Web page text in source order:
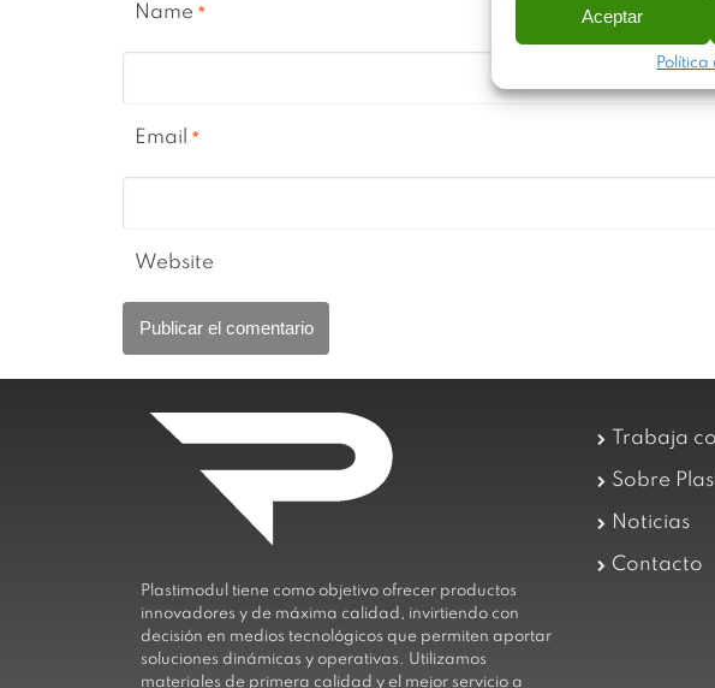
Aceptar
Política
Name *
Email *
Website
Plastimodul tiene como objetivo ofrecer productos
innovadores y de máxima calidad, invirtiendo con
decisión en medios tecnológicos que permiten aportar
soluciones dinámicas y operativas. Utilizamos
materiales de primera calidad y el mejor servicio a
Trabaja
Sobre
Noticias
Contacto